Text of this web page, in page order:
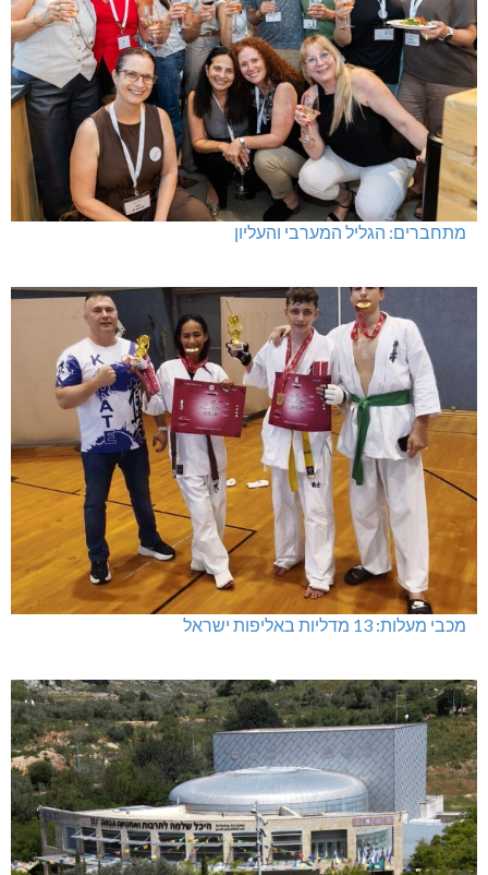
מתחברים: הגליל המערבי והעליון
מכבי מעלות: 13 מדליות באליפות ישראל